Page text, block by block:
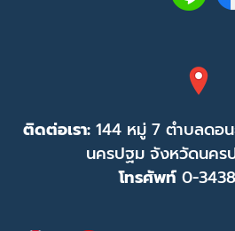
ติดต่อเรา: 144 หมู่ 7 ตำบลดอ
นครปฐม จังหวัดนคร
โทรศัพท์ 0-